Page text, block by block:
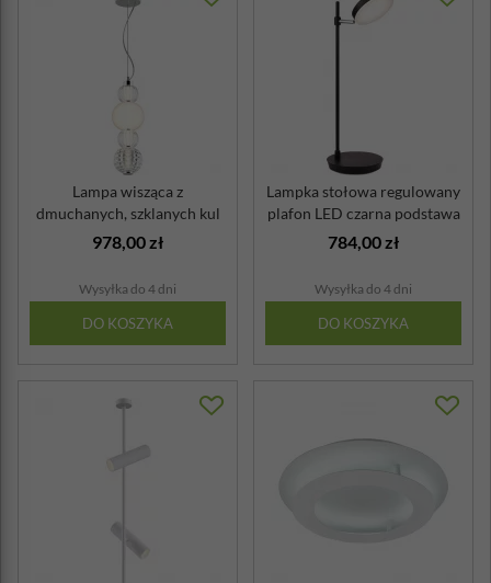
Lampa wisząca z
dmuchanych, szklanych kul
LED Collar Mayt...
978,00 zł
Wysyłka do 4 dni
DO KOSZYKA
Lampka stołowa regulowany
plafon LED czarna podstawa
Fad ...
784,00 zł
Wysyłka do 4 dni
DO KOSZYKA